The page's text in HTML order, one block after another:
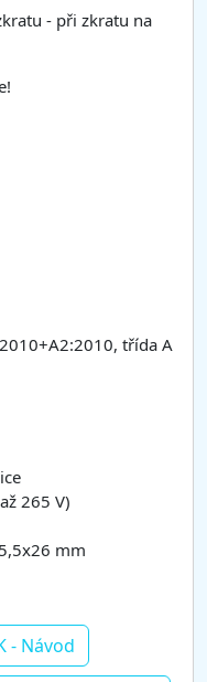
- při zkratu na
třída A
265 V)
mm
- Návod